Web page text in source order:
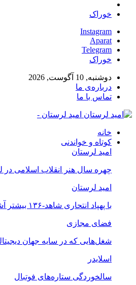
خوراک
Instagram
Aparat
Telegram
خوراک
دوشنبه, 10 آگوست, 2026
درباره‌ی ما
تماس با ما
امید لرستان -
خانه
کوتاه و خواندنی
امید لرستان
چهره سال هنر انقلاب اسلامی
امید لرستان
با پهپاد انتحاری شاهد-۱۳۶ بیشتر آشنا شوید
فضای مجازی
شغل‌‌هایی که در سایه جهان
اسلایدر
سالخوردگی ستاره‌های فوتبال